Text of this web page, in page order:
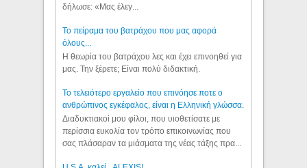
δήλωσε: «Μας έλεγ...
Το πείραμα του βατράχου που μας αφορά
όλους...
Η θεωρία του βατράχου λες και έχει επινοηθεί για
μας. Την ξέρετε; Είναι πολύ διδακτική.
Το τελειότερο εργαλείο που επινόησε ποτε ο
ανθρώπινος εγκέφαλος, είναι η Ελληνική γλώσσα.
Διαδυκτιακοί μου φίλοι, που υιοθετίσατε με
περίσσια ευκολία τον τρόπο επικοινωνίας που
σας πλάσαραν τα μιάσματα της νέας τάξης πρα...